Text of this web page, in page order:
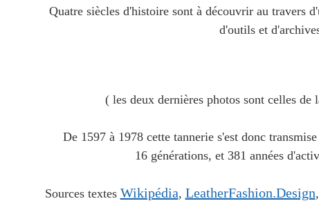
Quatre siècles d'histoire sont à découvrir au travers
d'outils et
( les deux dernières photos sont celles de
De 1597 à 1978 cette tannerie s'est donc
16 générations, et 381 années
Sources textes Wikipédia, LeatherFashion.Design,